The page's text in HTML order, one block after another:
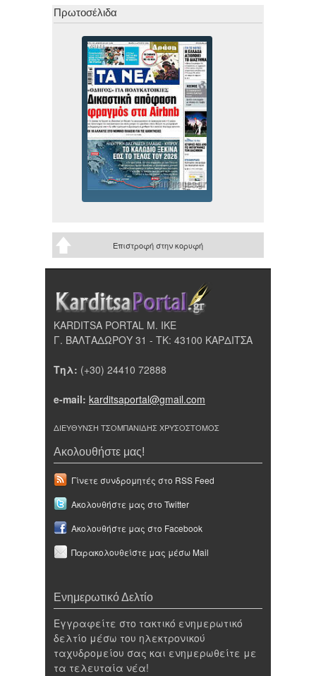
Πρωτοσέλιδα
Επιστροφή στην κορυφή
KARDITSA PORTAL Μ. ΙΚΕ
Γ. ΒΑΛΤΑΔΩΡΟΥ 31 - ΤΚ: 43100 ΚΑΡΔΙΤΣΑ
Τηλ: (+30) 24410 72888
e-mail: karditsaportal@gmail.com
ΔΙΕΥΘΥΝΣΗ ΤΣΟΜΠΑΝΙΔΗΣ ΧΡΥΣΟΣΤΟΜΟΣ
Ακολουθήστε μας!
Γίνετε συνδρομητές στο RSS Feed
Ακολουθήστε μας στο Twitter
Ακολουθήστε μας στο Facebook
Παρακολουθείστε μας μέσω Mail
Ενημερωτικό Δελτίο
Εγγραφείτε στο τακτικό ενημερωτικό
δελτίο μέσω του ηλεκτρονικού
ταχυδρομείου σας και ενημερωθείτε με
τα τελευταία νέα!